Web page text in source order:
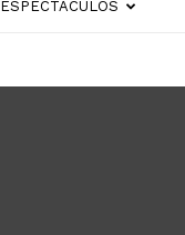
ESPECTÁCULOS